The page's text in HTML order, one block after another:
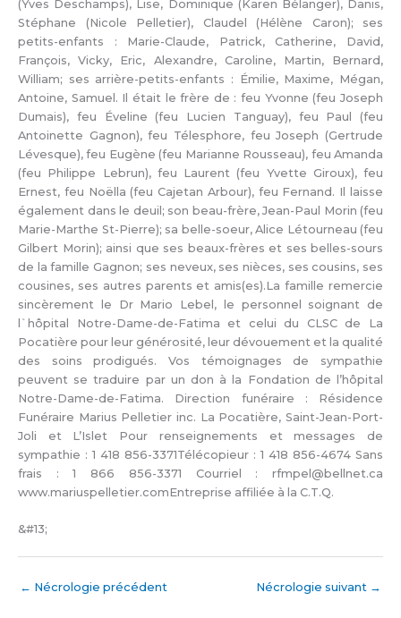
(Yves Deschamps), Lise, Dominique (Karen Bélanger), Danis,
Stéphane (Nicole Pelletier), Claudel (Hélène Caron); ses
petits-enfants : Marie-Claude, Patrick, Catherine, David,
François, Vicky, Eric, Alexandre, Caroline, Martin, Bernard,
William; ses arrière-petits-enfants : Émilie, Maxime, Mégan,
Antoine, Samuel. Il était le frère de : feu Yvonne (feu Joseph
Dumais), feu Éveline (feu Lucien Tanguay), feu Paul (feu
Antoinette Gagnon), feu Télesphore, feu Joseph (Gertrude
Lévesque), feu Eugène (feu Marianne Rousseau), feu Amanda
(feu Philippe Lebrun), feu Laurent (feu Yvette Giroux), feu
Ernest, feu Noëlla (feu Cajetan Arbour), feu Fernand. Il laisse
également dans le deuil; son beau-frère, Jean-Paul Morin (feu
Marie-Marthe St-Pierre); sa belle-soeur, Alice Létourneau (feu
Gilbert Morin); ainsi que ses beaux-frères et ses belles-sours
de la famille Gagnon; ses neveux, ses nièces, ses cousins, ses
cousines, ses autres parents et amis(es).La famille remercie
sincèrement le Dr Mario Lebel, le personnel soignant de
l`hôpital Notre-Dame-de-Fatima et celui du CLSC de La
Pocatière pour leur générosité, leur dévouement et la qualité
des soins prodigués. Vos témoignages de sympathie
peuvent se traduire par un don à la Fondation de l’hôpital
Notre-Dame-de-Fatima. Direction funéraire : Résidence
Funéraire Marius Pelletier inc. La Pocatière, Saint-Jean-Port-
Joli et L’Islet Pour renseignements et messages de
sympathie : 1 418 856-3371Télécopieur : 1 418 856-4674 Sans
frais : 1 866 856-3371 Courriel : rfmpel@bellnet.ca
www.mariuspelletier.comEntreprise affiliée à la C.T.Q.
&#13;
← Nécrologie précédent Nécrologie suivant →